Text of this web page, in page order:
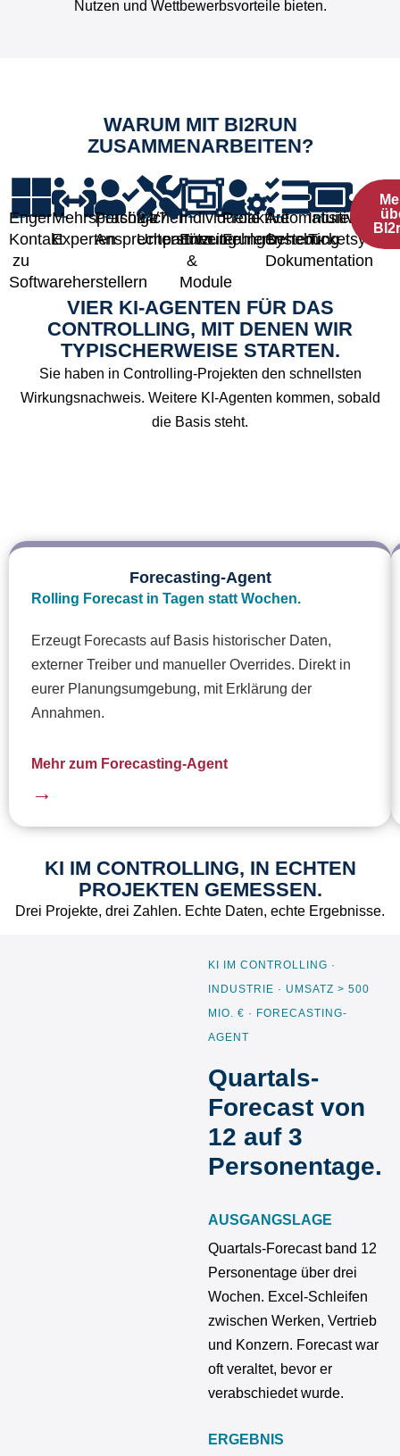
Nutzen und Wettbewerbsvorteile bieten.
WARUM MIT BI2RUN
ZUSAMMENARBEITEN?
Enger
Kontakt
zu
Softwareherstellern
Mehrsprachige
Experten
Persönlicher
Ansprechpartner
24/7
Unterstützung
Individuelle
Erweiterungen
&
Module
Proaktive
Fehlerbehebung
Automatisierte
System-
Dokumentation
Intuitives
Ticketsystem
VIER KI-AGENTEN FÜR DAS
CONTROLLING, MIT DENEN WIR
TYPISCHERWEISE STARTEN.
Sie haben in Controlling-Projekten den schnellsten
Wirkungsnachweis. Weitere KI-Agenten kommen, sobald
die Basis steht.
Forecasting-Agent
Rolling Forecast in Tagen statt Wochen.
Erzeugt Forecasts auf Basis historischer Daten,
externer Treiber und manueller Overrides. Direkt in
eurer Planungsumgebung, mit Erklärung der
Annahmen.
Mehr zum Forecasting-Agent
→
KI IM CONTROLLING, IN ECHTEN
PROJEKTEN GEMESSEN.
Drei Projekte, drei Zahlen. Echte Daten, echte Ergebnisse.
KI IM CONTROLLING ·
INDUSTRIE · UMSATZ > 500
MIO. € · FORECASTING-
AGENT
Quartals-
Forecast von
12 auf 3
Personentage.
AUSGANGSLAGE
Quartals-Forecast band 12
Personentage über drei
Wochen. Excel-Schleifen
zwischen Werken, Vertrieb
und Konzern. Forecast war
oft veraltet, bevor er
verabschiedet wurde.
ERGEBNIS